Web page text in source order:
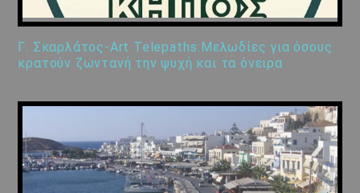
Γ. Σκαρλάτος-Art Telepaths:Μελωδίες για όσους
κρατούν ζωντανή την ψυχή και τα όνειρα